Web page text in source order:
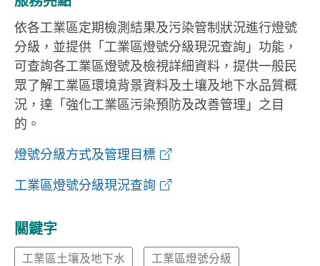
依各工業區定期檢測結果及污染管制狀況進行燈號
分級，並提供「工業區燈號分級現況查詢」功能，
可查詢各工業區燈號及檢視詳細資料，提供一般民
眾了解工業區環境背景資料及土壤及地下水品質概
況，達「強化工業區污染預防及改善管理」之目
的。
燈號分級方式及管理目標
工業區燈號分級現況查詢
關鍵字
工業區土壤及地下水 工業區燈號分級